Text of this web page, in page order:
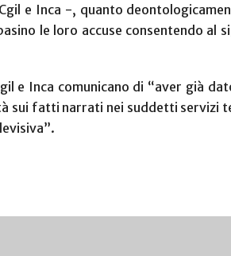
e Inca -, quanto
le loro accuse consentendo
e Inca comunicano di “aver già
sui fatti narrati nei suddetti servizi